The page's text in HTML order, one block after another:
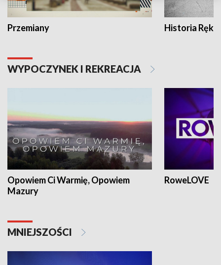
Przemiany Historia Ręką
WYPOCZYNEK I REKREACJA
Opowiem Ci Warmię, Opowiem
Mazury
RoweLOVE
MNIEJSZOŚCI